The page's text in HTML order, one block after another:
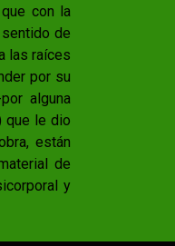
con la
de
las raíces
por su
alguna
que le dio
están
de
y